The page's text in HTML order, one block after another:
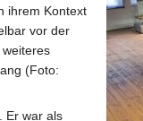
ihrem Kontext
vor der
(Foto:
Er war als